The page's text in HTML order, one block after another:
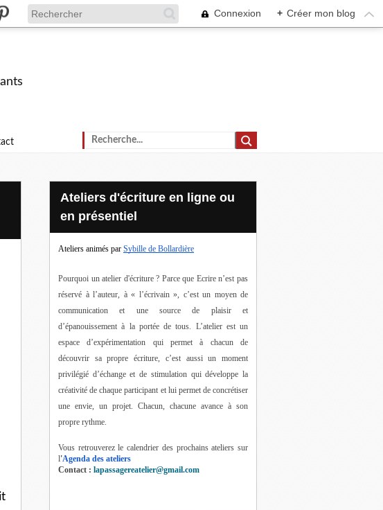
Connexion + Créer mon blog
Ateliers d'écriture en ligne ou
en présentiel
Ateliers animés par Sybille de Bollardière
Pourquoi un atelier d'écriture ? Parce que Ecrire n’est pas
réservé à l’auteur, à « l’écrivain », c’est un moyen de
communication et une source de plaisir et
d’épanouissement à la portée de tous. L’atelier est un
espace d’expérimentation qui permet à chacun de
découvrir sa propre écriture, c’est aussi un moment
privilégié d’échange et de stimulation qui développe la
créativité de chaque participant et lui permet de concrétiser
une envie, un projet. Chacun, chacune avance à son
propre rythme.
Vous retrouverez le calendrier des prochains ateliers sur
l'Agenda des ateliers
Contact : lapassagereatelier@gmail.com